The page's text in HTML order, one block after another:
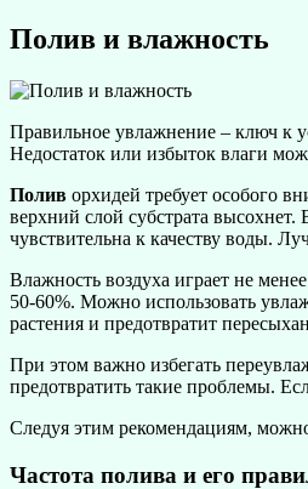
Полив и влажность
Правильное увлажнение – ключ к
Недостаток или избыток влаги
Полив орхидей требует особого
верхний слой субстрата
чувствительна к качеству воды.
Влажность воздуха играет не
50-60%. Можно использовать
растения и предотвратит
При этом важно избегать
предотвратить такие проблемы.
Следуя этим рекомендациям,
Частота полива и его